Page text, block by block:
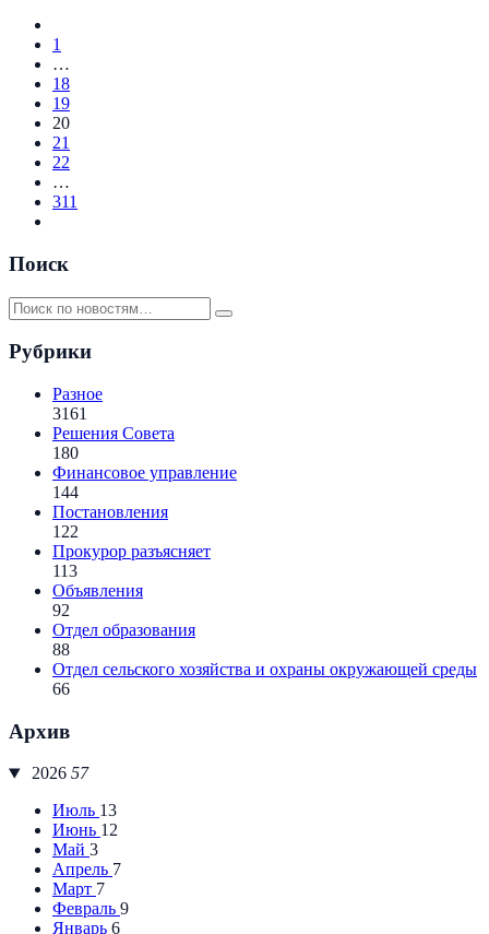
1
…
18
19
20
21
22
…
311
Поиск
Рубрики
Разное
3161
Решения Совета
180
Финансовое управление
144
Постановления
122
Прокурор разъясняет
113
Объявления
92
Отдел образования
88
Отдел сельского хозяйства и охраны окружающей среды
66
Архив
2026 57
Июль 13
Июнь 12
Май 3
Апрель 7
Март 7
Февраль 9
Январь 6